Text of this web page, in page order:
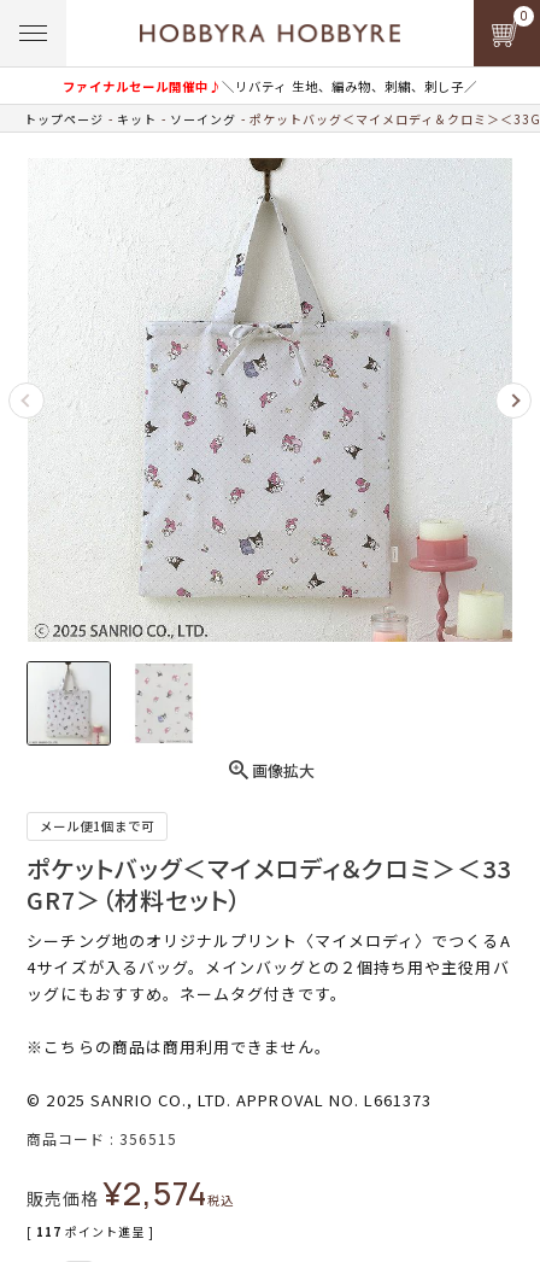
ファイナルセール開催中♪＼リバティ 生地、編み物、刺繍、刺し子／
0
トップページ キット ソーイング ポケットバッグ＜マイメロディ＆クロミ＞＜
画像拡大
メール便1個まで可
ポケットバッグ＜マイメロディ＆クロミ＞＜33
GR7＞（材料セット）
シーチング地のオリジナルプリント〈マイメロディ〉でつくるA
4サイズが入るバッグ。メインバッグとの２個持ち用や主役用バ
ッグにもおすすめ。ネームタグ付きです。
※こちらの商品は商用利用できません。
© 2025 SANRIO CO., LTD. APPROVAL NO. L661373
商品コード 356515
販売価格 ¥2,574税込
[ 117 ポイント進呈 ]